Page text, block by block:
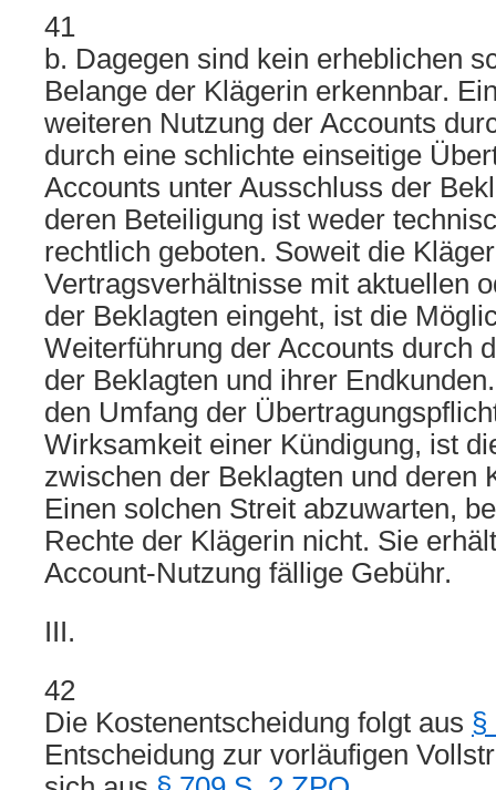
41
b. Dagegen sind kein erheblichen
Belange der Klägerin erkennbar.
weiteren Nutzung der Accounts
durch eine schlichte einseitige
Accounts unter Ausschluss der
deren Beteiligung ist weder
rechtlich geboten. Soweit die
Vertragsverhältnisse mit aktuellen
der Beklagten eingeht, ist die
Weiterführung der Accounts durch
der Beklagten und ihrer
den Umfang der
Wirksamkeit einer Kündigung, ist
zwischen der Beklagten und deren
Einen solchen Streit abzuwarten,
Rechte der Klägerin nicht. Sie
Account-Nutzung fällige Gebühr.
III.
42
Die Kostenentscheidung folgt aus §
Entscheidung zur vorläufigen